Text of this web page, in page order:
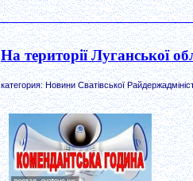
На території Луганської
категория: Новини Сватівської